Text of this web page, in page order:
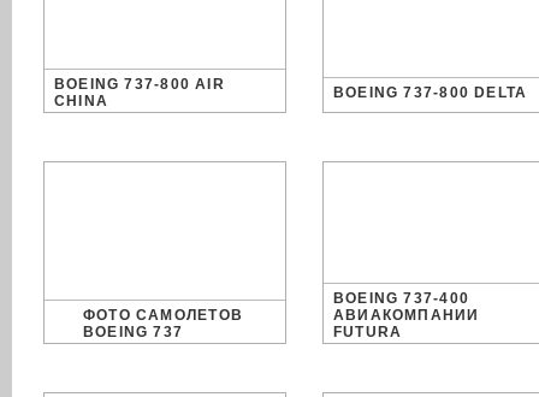
BOEING 737-800 AIR
CHINA
BOEING 737-800 DELTA
ФОТО САМОЛЕТОВ
BOEING 737
BOEING 737-400
АВИАКОМПАНИИ
FUTURA